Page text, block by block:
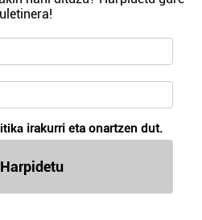
irakurri eta onartzen dut.
Harpidetu